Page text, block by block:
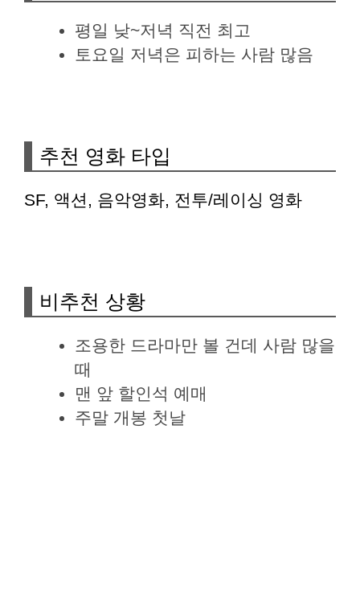
평일 낮~저녁 직전 최고
토요일 저녁은 피하는 사람 많음
추천 영화 타입
SF, 액션, 음악영화, 전투/레이싱 영화
비추천 상황
조용한 드라마만 볼 건데 사람 많을
때
맨 앞 할인석 예매
주말 개봉 첫날